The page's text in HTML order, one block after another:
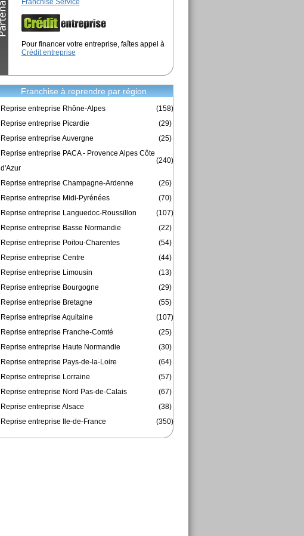
Franchise Service
Pour financer votre entreprise, faîtes appel à
Crédit entreprise
Franchise à reprendre par région
Reprise entreprise Rhône-Alpes
(158)
Reprise entreprise Picardie
(29)
Reprise entreprise Auvergne
(25)
Reprise entreprise PACA - Provence Alpes Côte
d'Azur
(240)
Reprise entreprise Champagne-Ardenne
(26)
Reprise entreprise Midi-Pyrénées
(70)
Reprise entreprise Languedoc-Roussillon
(107)
Reprise entreprise Basse Normandie
(22)
Reprise entreprise Poitou-Charentes
(54)
Reprise entreprise Centre
(44)
Reprise entreprise Limousin
(13)
Reprise entreprise Bourgogne
(29)
Reprise entreprise Bretagne
(55)
Reprise entreprise Aquitaine
(107)
Reprise entreprise Franche-Comté
(25)
Reprise entreprise Haute Normandie
(30)
Reprise entreprise Pays-de-la-Loire
(64)
Reprise entreprise Lorraine
(57)
Reprise entreprise Nord Pas-de-Calais
(67)
Reprise entreprise Alsace
(38)
Reprise entreprise Ile-de-France
(350)